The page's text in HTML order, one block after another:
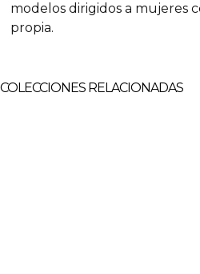
modelos dirigidos a mujeres
propia.
COLECCIONES RELACIONADAS